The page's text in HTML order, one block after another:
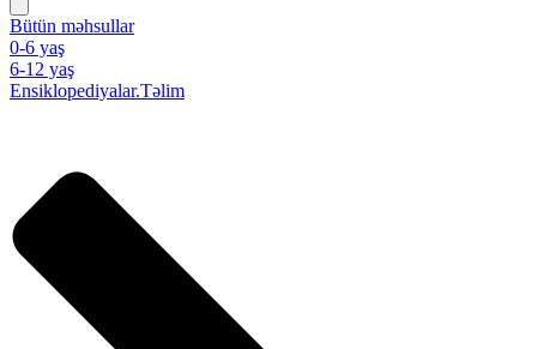
Bütün məhsullar
0-6 yaş
6-12 yaş
Ensiklopediyalar.Təlim